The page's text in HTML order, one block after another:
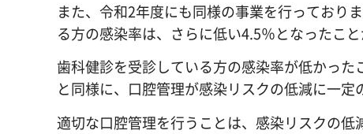
また、令和2年度にも同様の事業を行っており
る方の感染率は、さらに低い4.5％となったこと
歯科健診を受診している方の感染率が低かっ
と同様に、口腔管理が感染リスクの低減に一定
適切な口腔管理を行うことは、感染リスクの低